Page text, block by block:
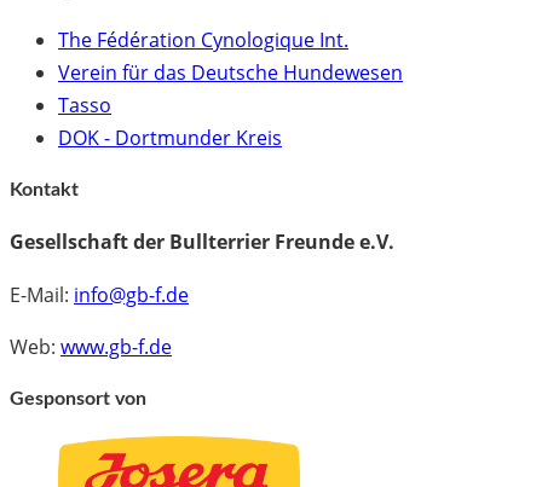
The Fédération Cynologique Int.
Verein für das Deutsche Hundewesen
Tasso
DOK - Dortmunder Kreis
Kontakt
Gesellschaft der Bullterrier Freunde e.V.
E-Mail: info@gb-f.de
Web: www.gb-f.de
Gesponsort von